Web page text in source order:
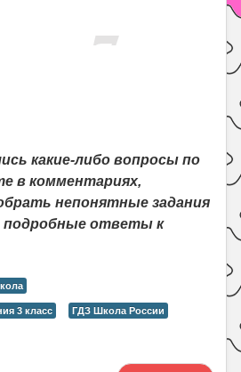
какие-либо вопросы по
в комментариях,
непонятные задания
подробные ответы к
3 класс ГДЗ Школа России